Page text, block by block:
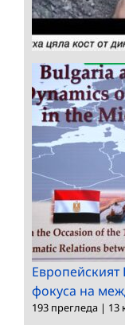
Европейският
фокуса на
193 прегледа | 13